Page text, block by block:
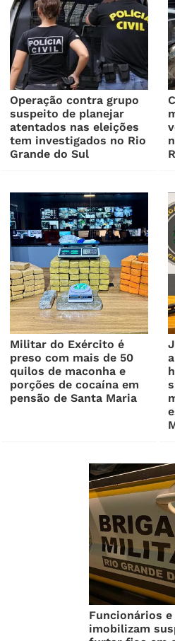
Operação contra grupo
suspeito de planejar
atentados nas eleições
tem investigados no Rio
Grande do Sul
Militar do Exército é
preso com mais de 50
quilos de maconha e
porções de cocaína em
pensão de Santa Maria
Funcionários
imobilizam